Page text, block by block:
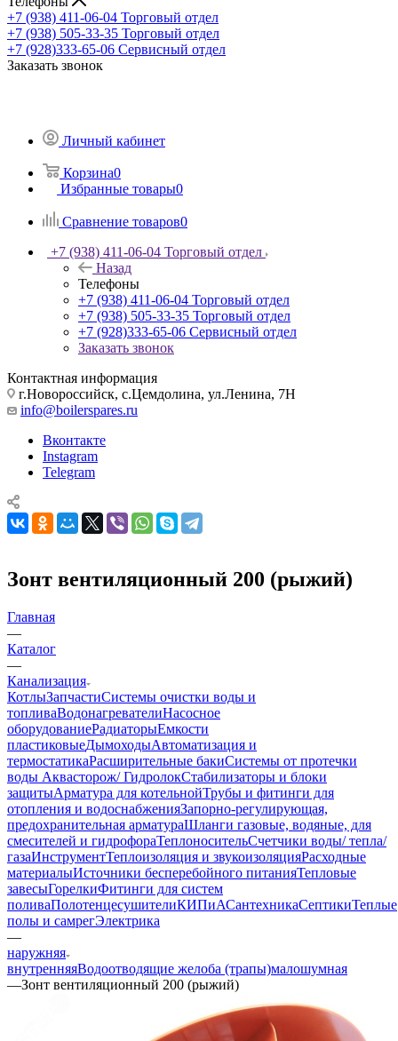
+7 (938) 411-06-04 Торговый отдел
+7 (938) 505-33-35 Торговый отдел
+7 (928)333-65-06 Сервисный отдел
Заказать звонок
Личный кабинет
Корзина0
Избранные товары0
Сравнение товаров0
+7 (938) 411-06-04 Торговый отдел
Назад
Телефоны
+7 (938) 411-06-04 Торговый отдел
+7 (938) 505-33-35 Торговый отдел
+7 (928)333-65-06 Сервисный отдел
Заказать звонок
Контактная информация
г.Новороссийск, с.Цемдолина, ул.Ленина, 7Н
info@boilerspares.ru
Вконтакте
Instagram
Telegram
Зонт вентиляционный 200 (рыжий)
Главная
—
Каталог
—
Канализация
КотлыЗапчастиСистемы очистки воды и
топливаВодонагревателиНасосное
оборудованиеРадиаторыЕмкости
пластиковыеДымоходыАвтоматизация и
термостатикаРасширительные бакиСистемы от протечки
воды Аквасторож/ ГидролокСтабилизаторы и блоки
защитыАрматура для котельнойТрубы и фитинги для
отопления и водоснабженияЗапорно-регулирующая,
предохранительная арматураШланги газовые, водяные, для
смесителей и гидрофораТеплоносительСчетчики воды/ тепла/
газаИнструментТеплоизоляция и звукоизоляцияРасходные
материалыИсточники бесперебойного питанияТепловые
завесыГорелкиФитинги для систем
поливаПолотенцесушителиКИПиАСантехникаСептикиТеплые
полы и самрегЭлектрика
—
наружняя
внутренняяВодоотводящие желоба (трапы)малошумная
—Зонт вентиляционный 200 (рыжий)